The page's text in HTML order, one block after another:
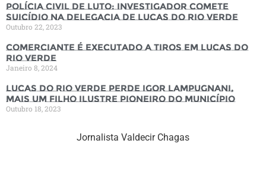
Polícia Civil de luto: Investigador comete
suicídio na Delegacia de Lucas do Rio Verde
Outubro 22, 2023
Comerciante é executado a tiros em Lucas do
Rio Verde
Janeiro 8, 2024
Lucas do Rio Verde perde Igor Lampugnani,
mais um filho ilustre pioneiro do município
Outubro 18, 2023
Jornalista Valdecir Chagas